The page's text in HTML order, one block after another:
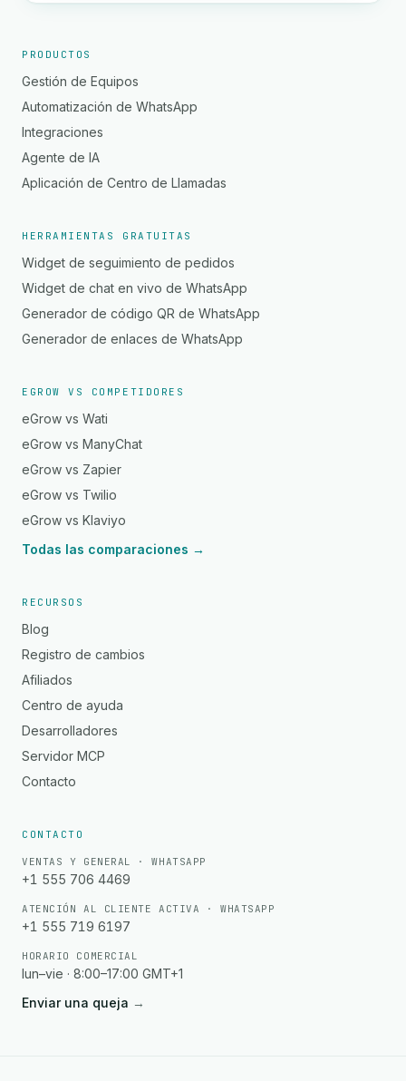
PRODUCTOS
Gestión de Equipos
Automatización de WhatsApp
Integraciones
Agente de IA
Aplicación de Centro de Llamadas
HERRAMIENTAS GRATUITAS
Widget de seguimiento de pedidos
Widget de chat en vivo de WhatsApp
Generador de código QR de WhatsApp
Generador de enlaces de WhatsApp
EGROW VS COMPETIDORES
eGrow vs Wati
eGrow vs ManyChat
eGrow vs Zapier
eGrow vs Twilio
eGrow vs Klaviyo
Todas las comparaciones →
RECURSOS
Blog
Registro de cambios
Afiliados
Centro de ayuda
Desarrolladores
Servidor MCP
Contacto
CONTACTO
VENTAS Y GENERAL · WHATSAPP
+1 555 706 4469
ATENCIÓN AL CLIENTE ACTIVA · WHATSAPP
+1 555 719 6197
HORARIO COMERCIAL
lun–vie · 8:00–17:00 GMT+1
Enviar una queja →